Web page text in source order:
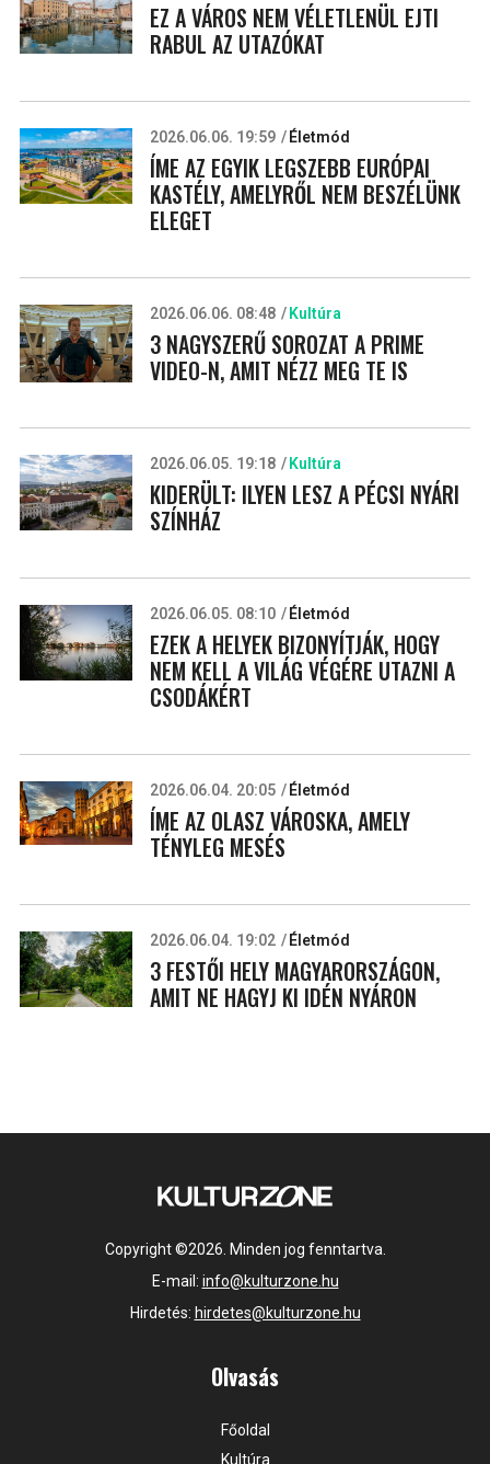
EZ A VÁROS NEM VÉLETLENÜL EJTI
RABUL AZ UTAZÓKAT
2026.06.06. 19:59 Életmód
ÍME AZ EGYIK LEGSZEBB EURÓPAI
KASTÉLY, AMELYRŐL NEM BESZÉLÜNK
ELEGET
2026.06.06. 08:48 Kultúra
3 NAGYSZERŰ SOROZAT A PRIME
VIDEO-N, AMIT NÉZZ MEG TE IS
2026.06.05. 19:18 Kultúra
KIDERÜLT: ILYEN LESZ A PÉCSI NYÁRI
SZÍNHÁZ
2026.06.05. 08:10 Életmód
EZEK A HELYEK BIZONYÍTJÁK, HOGY
NEM KELL A VILÁG VÉGÉRE UTAZNI A
CSODÁKÉRT
2026.06.04. 20:05 Életmód
ÍME AZ OLASZ VÁROSKA, AMELY
TÉNYLEG MESÉS
2026.06.04. 19:02 Életmód
3 FESTŐI HELY MAGYARORSZÁGON,
AMIT NE HAGYJ KI IDÉN NYÁRON
Copyright ©2026. Minden jog fenntartva.
E-mail: info@kulturzone.hu
Hirdetés: hirdetes@kulturzone.hu
Olvasás
Főoldal
Kultúra